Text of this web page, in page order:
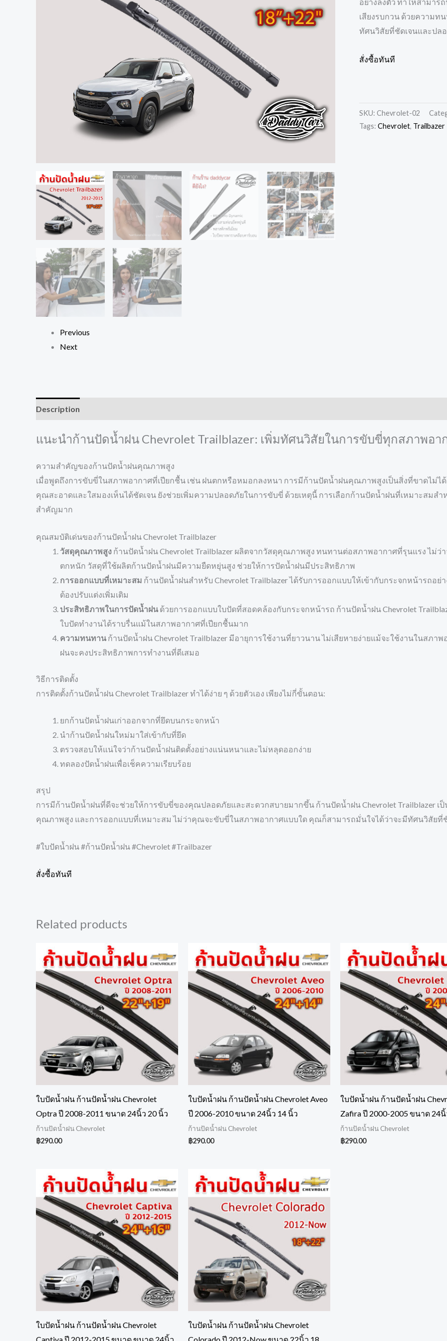
Previous
Next
เสียงรบกวน ด้วยความ
ทัศนวิสัยที่ชัดเจนและปล
สั่งซื้อทันที
SKU: Chevrolet-02
Tags: Chevrolet, Trailbazer
Description
แนะนำก้านปัดน้ำฝน Chevrolet Trailblazer: เพิ่มทัศนวิสัยในการขับขี่ทุกสภาพอา
ความสำคัญของก้านปัดน้ำฝนคุณภาพสูง
เมื่อพูดถึงการขับขี่ในสภาพอากาศที่เปียกชื้น เช่น ฝนตกหรือหมอกลงหนา การมีก้านปัดน้ำฝนคุณภาพสูงเป็นสิ่งที่ขาดไม่ไ
คุณสะอาดและใสมองเห็นได้ชัดเจน ยังช่วยเพิ่มความปลอดภัยในการขับขี่ ด้วยเหตุนี้ การเลือกก้านปัดน้ำฝนที่เหมาะสมสำ
สำคัญมาก
คุณสมบัติเด่นของก้านปัดน้ำฝน Chevrolet Trailblazer
วัสดุคุณภาพสูง ก้านปัดน้ำฝน Chevrolet Trailblazer ผลิตจากวัสดุคุณภาพสูง ทนทานต่อสภาพอากาศที่รุนแรง ไม่
ตกหนัก วัสดุที่ใช้ผลิตก้านปัดน้ำฝนมีความยืดหยุ่นสูง ช่วยให้การปัดน้ำฝนมีประสิทธิภาพ
การออกแบบที่เหมาะสม ก้านปัดน้ำฝนสำหรับ Chevrolet Trailblazer ได้รับการออกแบบให้เข้ากับกระจกหน้ารถอ
ต้องปรับแต่งเพิ่มเติม
ประสิทธิภาพในการปัดน้ำฝน ด้วยการออกแบบใบปัดที่สอดคล้องกับกระจกหน้ารถ ก้านปัดน้ำฝน Chevrolet
ใบปัดทำงานได้ราบรื่นแม้ในสภาพอากาศที่เปียกชื้นมาก
ความทนทาน ก้านปัดน้ำฝน Chevrolet Trailblazer มีอายุการใช้งานที่ยาวนาน ไม่เสียหายง่ายแม้จะใช้งานในสภ
ฝนจะคงประสิทธิภาพการทำงานที่ดีเสมอ
วิธีการติดตั้ง
การติดตั้งก้านปัดน้ำฝน Chevrolet Trailblazer ทำได้ง่าย ๆ ด้วยตัวเอง เพียงไม่กี่ขั้นตอน:
ยกก้านปัดน้ำฝนเก่าออกจากที่ยึดบนกระจกหน้า
นำก้านปัดน้ำฝนใหม่มาใส่เข้ากับที่ยึด
ตรวจสอบให้แน่ใจว่าก้านปัดน้ำฝนติดตั้งอย่างแน่นหนาและไม่หลุดออกง่าย
ทดลองปัดน้ำฝนเพื่อเช็คความเรียบร้อย
สรุป
การมีก้านปัดน้ำฝนที่ดีจะช่วยให้การขับขี่ของคุณปลอดภัยและสะดวกสบายมากขึ้น ก้านปัดน้ำฝน Chevrolet Trailblazer เ
คุณภาพสูง และการออกแบบที่เหมาะสม ไม่ว่าคุณจะขับขี่ในสภาพอากาศแบบใด คุณก็สามารถมั่นใจได้ว่าจะมีทัศนวิสัยที่
#ใบปัดน้ำฝน #ก้านปัดน้ำฝน #Chevrolet #Trailbazer
สั่งซื้อทันที
Related products
ใบปัดน้ำฝน ก้านปัดน้ำฝน Chevrolet
Optra ปี 2008-2011 ขนาด 24นิ้ว 20 นิ้ว
ก้านปัดน้ำฝน Chevrolet
฿290.00
ใบปัดน้ำฝน ก้านปัดน้ำฝน Chevrolet Aveo
ปี 2006-2010 ขนาด 24นิ้ว 14 นิ้ว
ก้านปัดน้ำฝน Chevrolet
฿290.00
ใบปัดน้ำฝน ก้านปัดน้ำฝน
Zafira ปี 2000-2005 ขนาด 24
ก้านปัดน้ำฝน Chevrolet
฿290.00
ใบปัดน้ำฝน ก้านปัดน้ำฝน Chevrolet
ใบปัดน้ำฝน ก้านปัดน้ำฝน Chevrolet